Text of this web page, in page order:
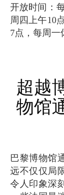
开放时间：
周四上午10
7点，每周一
超越博物馆：利用巴黎博
物馆
巴黎博物馆通票是您解锁巴黎文化奇观的通行证，
远不仅仅局
令人印象深